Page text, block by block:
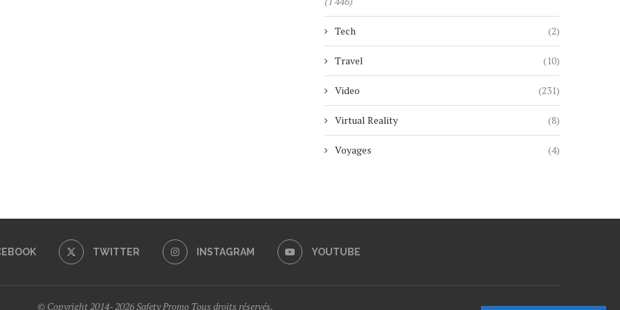
Tech (2)
Travel (10)
Video (231)
Virtual Reality (8)
Voyages (4)
TWITTER INSTAGRAM YOUTUBE
© Copyright 2014- 2026 Safety Promo Tous droits réservés.